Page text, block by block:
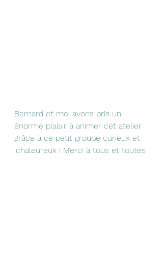
Bernard et moi avons pris un
énorme plaisir à animer cet atelier
grâce à ce petit groupe curieux et
.chaleureux ! Merci à tous et toutes